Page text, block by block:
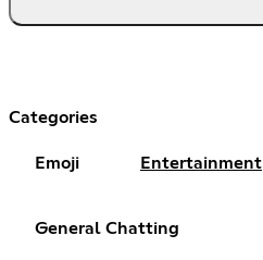
Categories
Emoji Entertainment
General Chatting